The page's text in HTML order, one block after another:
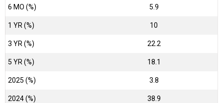
6 MO (%) 5.9
1 YR (%) 10
3 YR (%) 22.2
5 YR (%) 18.1
2025 (%) 3.8
2024 (%) 38.9